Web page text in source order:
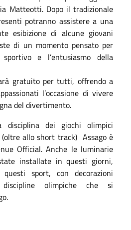
Matteotti. Dopo il tradizionale
potranno assistere a una
esibizione di alcune giovani
di un momento pensato per
e l’entusiasmo della
gratuito per tutti, offrendo a
l’occasione di vivere
del divertimento.
disciplina dei giochi olimpici
allo short track) Assago è
Official. Anche le luminarie
installate in questi giorni,
sport, con decorazioni
olimpiche che si